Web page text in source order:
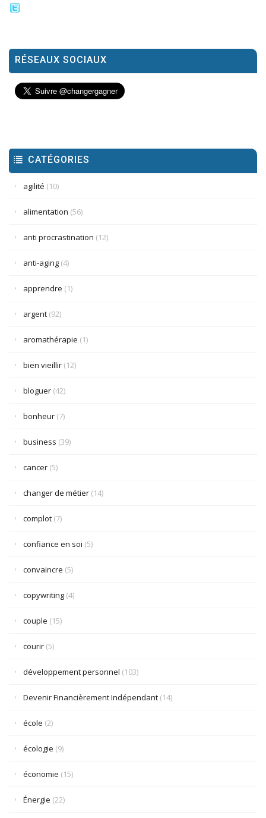
RÉSEAUX SOCIAUX
CATÉGORIES
agilité (10)
alimentation (56)
anti procrastination (12)
anti-aging (4)
apprendre (1)
argent (92)
aromathérapie (1)
bien vieillir (12)
bloguer (42)
bonheur (7)
business (39)
cancer (5)
changer de métier (14)
complot (7)
confiance en soi (5)
convaincre (5)
copywriting (4)
couple (15)
courir (5)
développement personnel (103)
Devenir Financièrement Indépendant (14)
école (2)
écologie (9)
économie (15)
Énergie (22)